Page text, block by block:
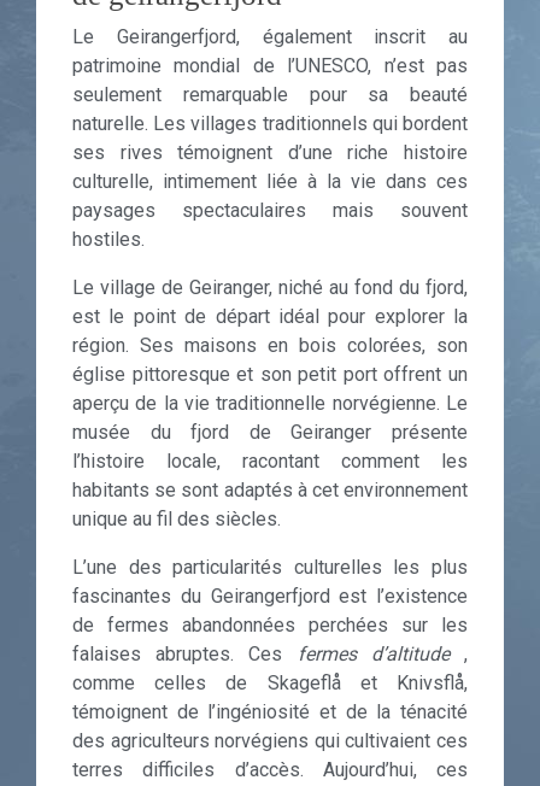
Le Geirangerfjord, également inscrit au
patrimoine mondial de l’UNESCO, n’est pas
seulement remarquable pour sa beauté
naturelle. Les villages traditionnels qui bordent
ses rives témoignent d’une riche histoire
culturelle, intimement liée à la vie dans ces
paysages spectaculaires mais souvent
hostiles.
Le village de Geiranger, niché au fond du fjord,
est le point de départ idéal pour explorer la
région. Ses maisons en bois colorées, son
église pittoresque et son petit port offrent un
aperçu de la vie traditionnelle norvégienne. Le
musée du fjord de Geiranger présente
l’histoire locale, racontant comment les
habitants se sont adaptés à cet environnement
unique au fil des siècles.
L’une des particularités culturelles les plus
fascinantes du Geirangerfjord est l’existence
de fermes abandonnées perchées sur les
falaises abruptes. Ces
fermes d’altitude,
comme celles de Skageflå et Knivsflå,
témoignent de l’ingéniosité et de la ténacité
des agriculteurs norvégiens qui cultivaient ces
terres difficiles d’accès. Aujourd’hui, ces